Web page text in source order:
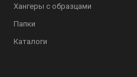
Хангеры с образцами
Папки
Каталоги